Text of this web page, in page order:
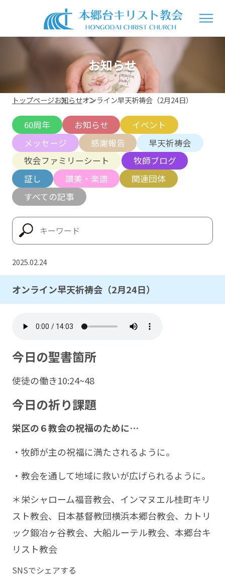
お知らせ
トップページお知らせオンライン早天祈祷会（2月24日）
60周年 お知らせ
イベント
メッセージ
感謝報告
早天祈祷会
牧会ファミリーシート
牧師ブログ
証し
讃美・楽譜
関連団体
すべての記事
2025.02.24
オンライン早天祈祷会（2月24日）
今日の聖書箇所
使徒の働き10:24~48
今日の祈り課題
栄区の６教会の祝福のために…
・牧師が主の祝福に満たされるように。
・教会を通して地域に救いが広げられるように。
＊栄シャローム福音教会、インマヌエル桂町キリ
スト教会、日本基督教団横浜本郷台教会、カトリ
ック鍛冶ヶ谷教会、大船ルーテル教会、本郷台キ
リスト教会
SNSでシェアする